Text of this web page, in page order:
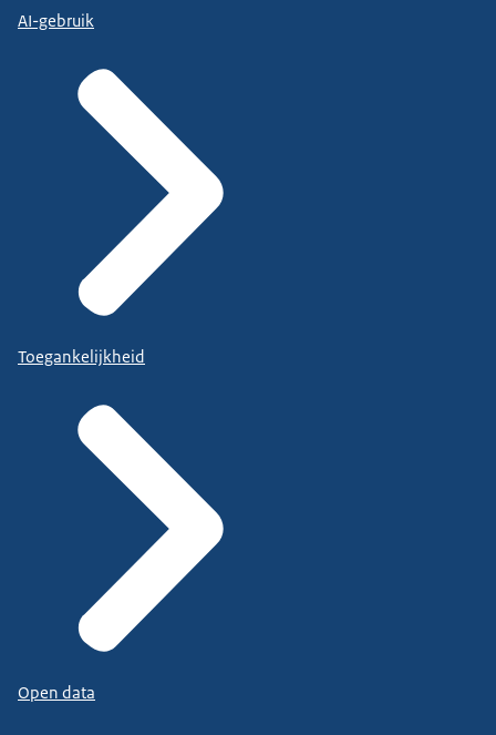
AI-gebruik
Toegankelijkheid
Open data